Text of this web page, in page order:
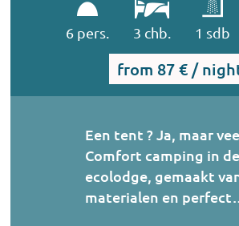
6 pers. 3 chb. 1 sdb
from 87 € /
Een tent ? Ja, maar
Comfort camping in
ecolodge, gemaakt
materialen en